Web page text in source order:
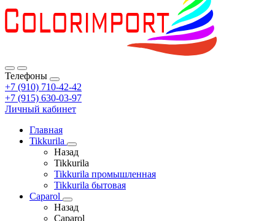
Телефоны
+7 (910) 710-42-42
+7 (915) 630-03-97
Личный кабинет
Главная
Tikkurila
Назад
Tikkurila
Tikkurila промышленная
Tikkurila бытовая
Caparol
Назад
Caparol